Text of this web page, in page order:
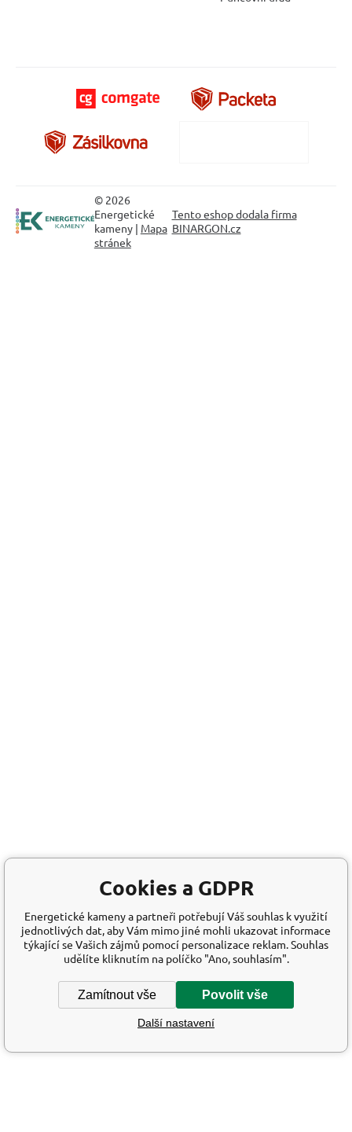
© 2026
Energetické
kameny | Mapa
stránek
Tento eshop dodala firma
BINARGON.cz
Cookies a GDPR
Energetické kameny a partneři potřebují Váš souhlas k využití
jednotlivých dat, aby Vám mimo jiné mohli ukazovat informace
týkající se Vašich zájmů pomocí personalizace reklam. Souhlas
udělíte kliknutím na políčko "Ano, souhlasím".
Zamítnout vše Povolit vše
Další nastavení